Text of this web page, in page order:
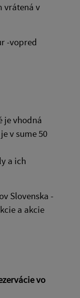
vrátená v
-vopred
je vhodná
v sume 50
a ich
Slovenska -
a akcie
vo